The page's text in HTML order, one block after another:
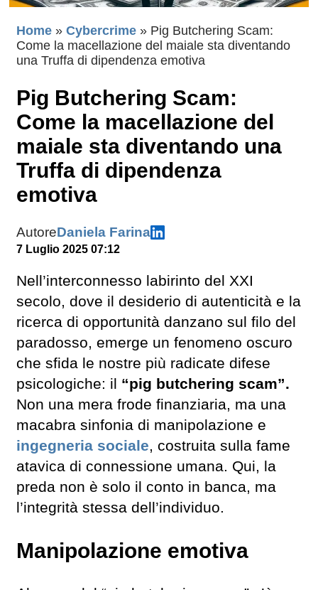
Home » Cybercrime » Pig Butchering Scam:
Come la macellazione del maiale sta diventando
una Truffa di dipendenza emotiva
Pig Butchering Scam:
Come la macellazione del
maiale sta diventando una
Truffa di dipendenza
emotiva
AutoreDaniela Farina
7 Luglio 2025 07:12
Nell’interconnesso labirinto del XXI
secolo, dove il desiderio di autenticità e la
ricerca di opportunità danzano sul filo del
paradosso, emerge un fenomeno oscuro
che sfida le nostre più radicate difese
psicologiche: il “pig butchering scam”.
Non una mera frode finanziaria, ma una
macabra sinfonia di manipolazione e
ingegneria sociale, costruita sulla fame
atavica di connessione umana. Qui, la
preda non è solo il conto in banca, ma
l’integrità stessa dell’individuo.
Manipolazione emotiva